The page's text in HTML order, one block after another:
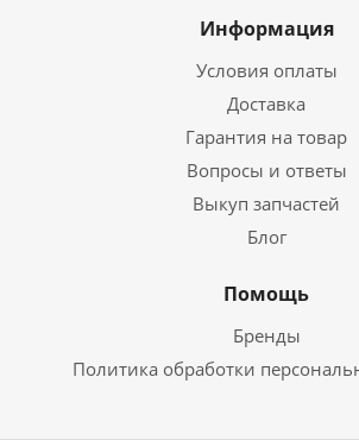
Информация
Условия оплаты
Доставка
Гарантия на товар
Вопросы и ответы
Выкуп запчастей
Блог
Помощь
Бренды
Политика обработки